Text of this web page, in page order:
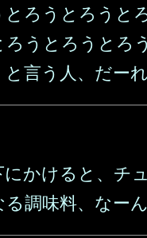
とろうとろうと
ろうとろうとろ
と言う人、だー
にかけると、チ
る調味料、なー